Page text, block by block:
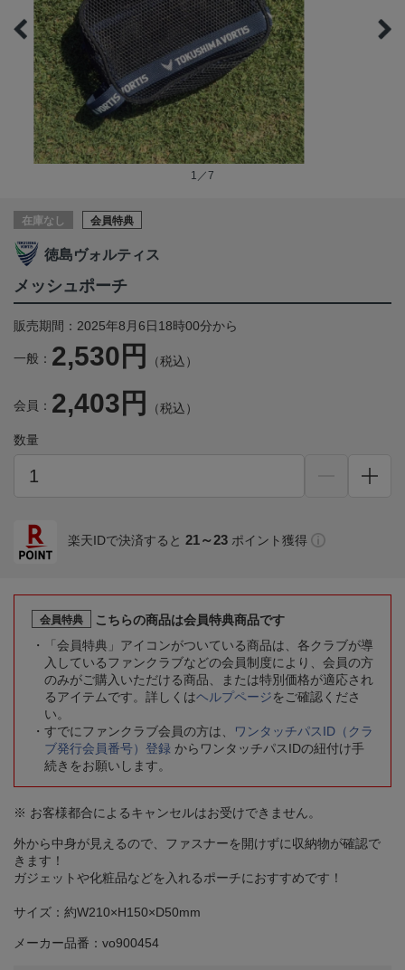
1／7
在庫なし 会員特典
徳島ヴォルティス
メッシュポーチ
販売期間：2025年8月6日18時00分から
一般： 2,530円 （税込）
会員： 2,403円 （税込）
数量
楽天IDで決済すると 21～23 ポイント獲得
会員特典
こちらの商品は会員特典商品です
「会員特典」アイコンがついている商品は、各クラブが導
入しているファンクラブなどの会員制度により、会員の方
のみがご購入いただける商品、または特別価格が適応され
るアイテムです。詳しくはヘルプページをご確認くださ
い。
すでにファンクラブ会員の方は、
ワンタッチパスID（クラ
ブ発行会員番号）登録 からワンタッチパスIDの紐付け手
続きをお願いします。
※ お客様都合によるキャンセルはお受けできません。
外から中身が見えるので、ファスナーを開けずに収納物が確認で
きます！
ガジェットや化粧品などを入れるポーチにおすすめです！
サイズ：約W210×H150×D50mm
メーカー品番：vo900454